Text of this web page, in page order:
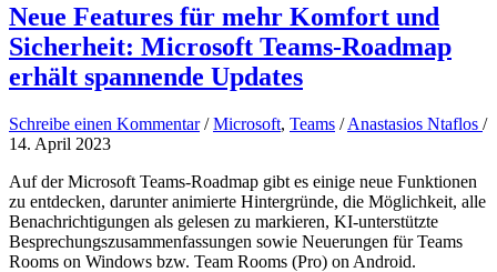
Neue Features für mehr Komfort und
Sicherheit: Microsoft Teams-Roadmap
erhält spannende Updates
Schreibe einen Kommentar /Microsoft, Teams /Anastasios Ntaflos /
14. April 2023
Auf der Microsoft Teams-Roadmap gibt es einige neue Funktionen
zu entdecken, darunter animierte Hintergründe, die Möglichkeit, alle
Benachrichtigungen als gelesen zu markieren, KI-unterstützte
Besprechungszusammenfassungen sowie Neuerungen für Teams
Rooms on Windows bzw. Team Rooms (Pro) on Android.